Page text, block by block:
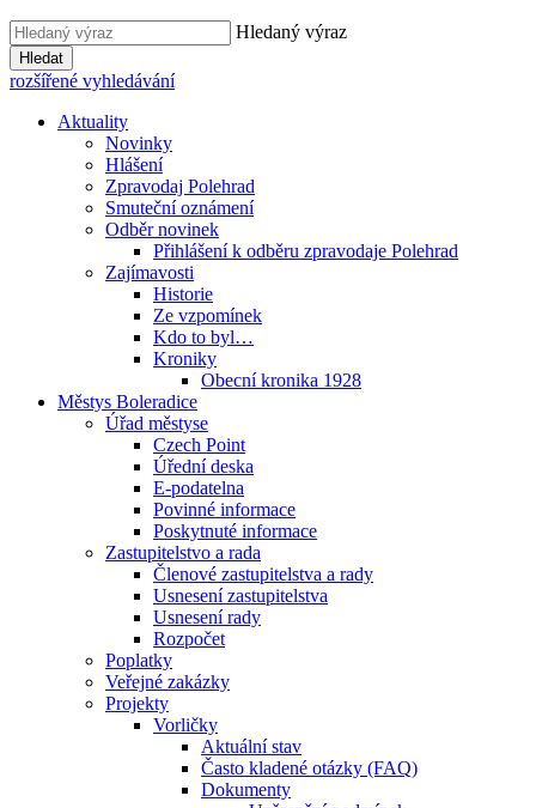
Hledaný výraz
Hledat
rozšířené vyhledávání
Aktuality
Novinky
Hlášení
Zpravodaj Polehrad
Smuteční oznámení
Odběr novinek
Přihlášení k odběru zpravodaje Polehrad
Zajímavosti
Historie
Ze vzpomínek
Kdo to byl…
Kroniky
Obecní kronika 1928
Městys Boleradice
Úřad městyse
Czech Point
Úřední deska
E-podatelna
Povinné informace
Poskytnuté informace
Zastupitelstvo a rada
Členové zastupitelstva a rady
Usnesení zastupitelstva
Usnesení rady
Rozpočet
Poplatky
Veřejné zakázky
Projekty
Vorličky
Aktuální stav
Často kladené otázky (FAQ)
Dokumenty